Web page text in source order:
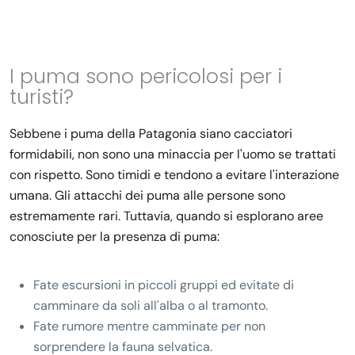
I puma sono pericolosi per i
turisti?
Sebbene i puma della Patagonia siano cacciatori
formidabili, non sono una minaccia per l'uomo se trattati
con rispetto. Sono timidi e tendono a evitare l'interazione
umana. Gli attacchi dei puma alle persone sono
estremamente rari. Tuttavia, quando si esplorano aree
conosciute per la presenza di puma:
Fate escursioni in piccoli gruppi ed evitate di
camminare da soli all'alba o al tramonto.
Fate rumore mentre camminate per non
sorprendere la fauna selvatica.